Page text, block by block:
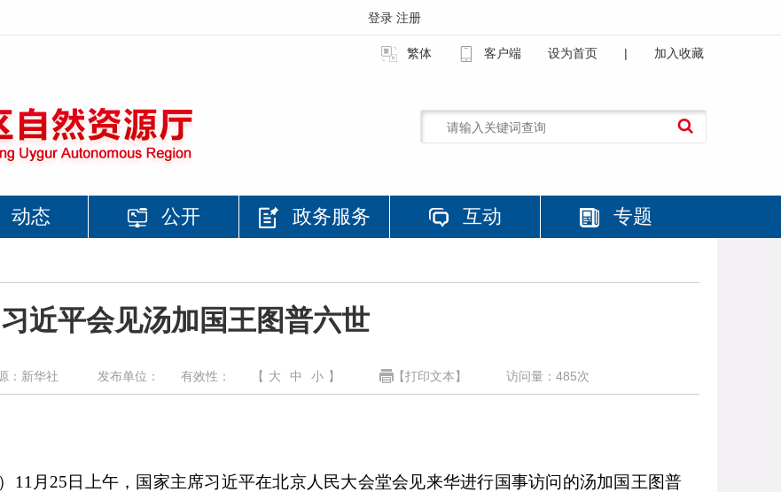
登录 注册
繁体 客户端 设为首页 | 加入收藏
动态 公开 政务服务 互动 专题
习近平会见汤加国王图普六世
：新华社 发布单位： 有效性： 【 大 中 小 】 【打印文本】 访问量： 485次
11 月 25 日上午，国家主席习近平在北京人民大会堂会见来华进行国事访问的汤加国王图普